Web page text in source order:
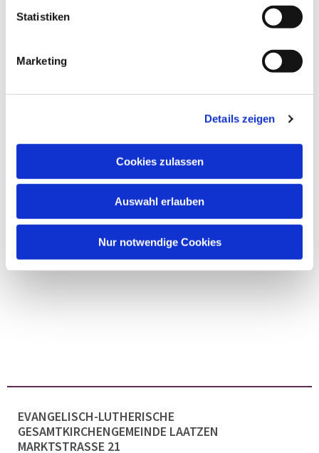
Statistiken
Marketing
Details zeigen
Cookies zulassen
Auswahl erlauben
Nur notwendige Cookies
EVANGELISCH-LUTHERISCHE
GESAMTKIRCHENGEMEINDE LAATZEN
MARKTSTRASSE 21